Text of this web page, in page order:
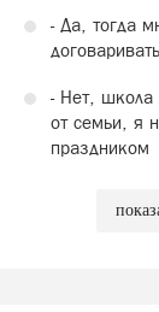
- Да, тогда
- Нет, школа
от семьи, я
праздником